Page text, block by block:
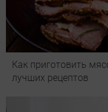
Как приготовить
лучших рецептов